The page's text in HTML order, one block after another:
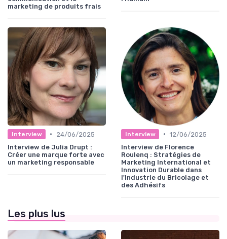
marketing de produits frais
Interview •
24/06/2025
Interview de Julia Drupt :
Créer une marque forte avec
un marketing responsable
Interview • 12/06/2025
Interview de Florence
Roulenq : Stratégies de
Marketing International et
Innovation Durable dans
l'Industrie du Bricolage et
des Adhésifs
Les plus lus